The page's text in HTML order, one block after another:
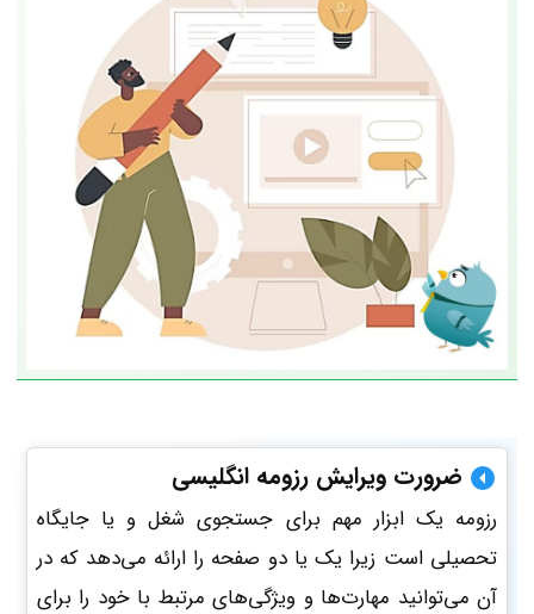
ضرورت ویرایش رزومه انگلیسی
رزومه یک ابزار مهم برای جستجوی شغل و یا جایگاه
تحصیلی است زیرا یک یا دو صفحه را ارائه می‌دهد که در
آن می‌توانید مهارت‌ها و ویژگی‌های مرتبط با خود را برای